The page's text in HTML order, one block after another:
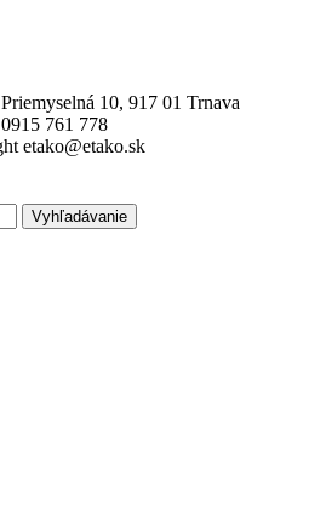
Priemyselná 10, 917 01 Trnava
0915 761 778
etako@etako.sk
Vyhľadávanie